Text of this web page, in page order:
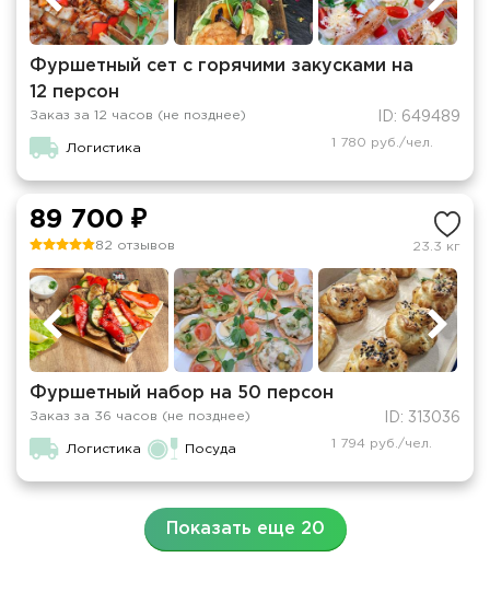
Фуршетный сет с горячими закусками на
12 персон
Заказ за 12 часов (не позднее) ID: 649489
Логистика 1 780 руб./чел.
89 700 ₽
82 отзывов 23.3 кг
Фуршетный набор на 50 персон
Заказ за 36 часов (не позднее) ID: 313036
Логистика Посуда 1 794 руб./чел.
Показать еще 20